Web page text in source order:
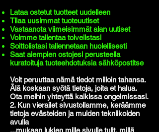
Lataa ostetut tuotteet uudelleen
Tilaa uusimmat tuoteuutiset
Vastaanota viimeisimmät alan uutiset
Voimme tallentaa toivelistasi
Soittolistasi tallennetaan huolellisesti
Saat aiempien ostojesi perusteella
kuratoituja tuoteehdotuksia sähköpostitse
Voit peruuttaa nämä tiedot milloin tahansa.
Älä koskaan syötä tietoja, joita et halua.
Ota meihin yhteyttä kaikissa ongelmissasi.
2. Kun vierailet sivustollamme, keräämme
tietoja evästeiden ja muiden tekniikoiden
avulla
...mukaan lukien mille sivulle tulit, millä